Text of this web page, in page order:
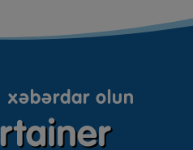
xəbərdar olun